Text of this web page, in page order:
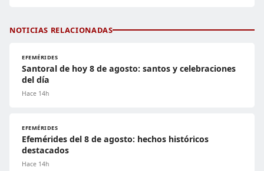
NOTICIAS RELACIONADAS
EFEMÉRIDES
Santoral de hoy 8 de agosto: santos y celebraciones
del día
Hace 14h
EFEMÉRIDES
Efemérides del 8 de agosto: hechos históricos
destacados
Hace 14h